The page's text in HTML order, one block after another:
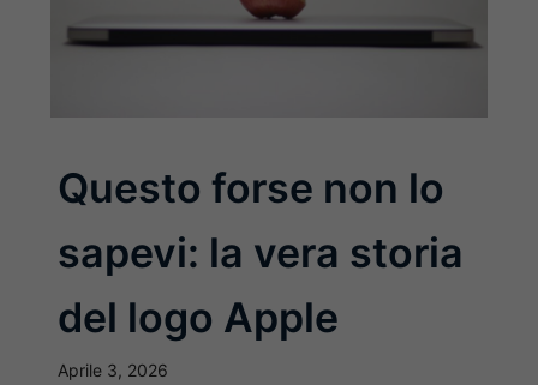
Questo forse non lo
sapevi: la vera storia
del logo Apple
Aprile 3, 2026